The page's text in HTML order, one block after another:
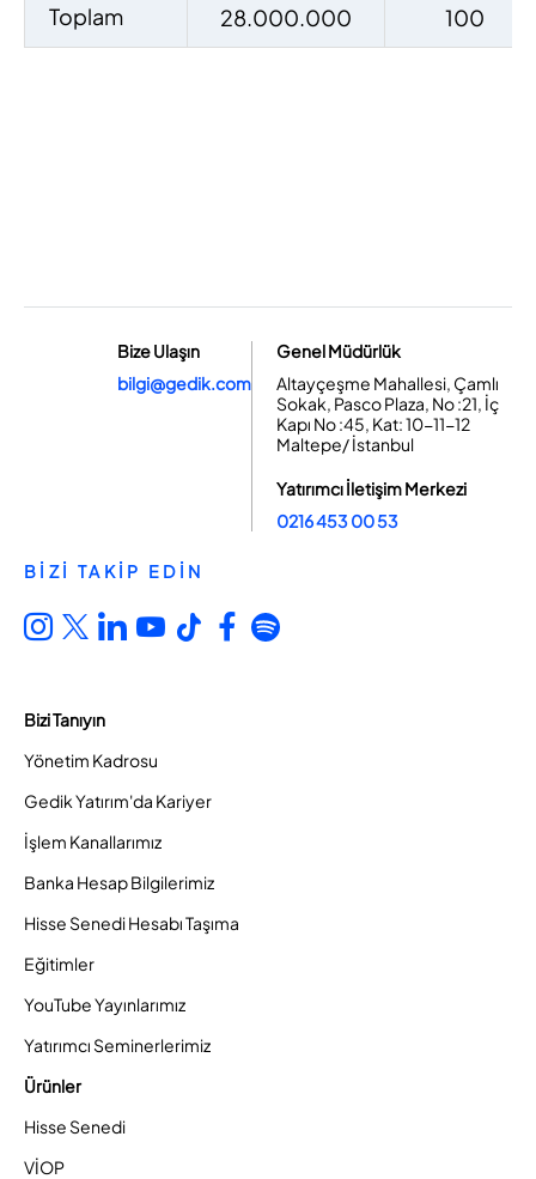
Toplam 28.000.000 100
Bize Ulaşın
bilgi@gedik.com
Genel Müdürlük
Altayçeşme Mahallesi, Çamlı
Sokak, Pasco Plaza, No :21, İç
Kapı No :45, Kat: 10-11-12
Maltepe/ İstanbul
Yatırımcı İletişim Merkezi
0216 453 00 53
BİZİ TAKİP EDİN
Bizi Tanıyın
Yönetim Kadrosu
Gedik Yatırım'da Kariyer
İşlem Kanallarımız
Banka Hesap Bilgilerimiz
Hisse Senedi Hesabı Taşıma
Eğitimler
YouTube Yayınlarımız
Yatırımcı Seminerlerimiz
Ürünler
Hisse Senedi
VİOP